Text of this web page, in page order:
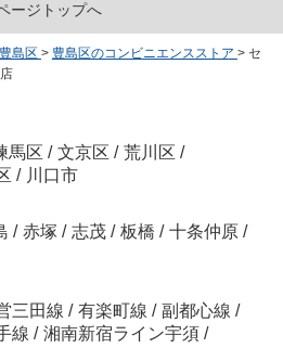
ージトップへ
豊島区 > 豊島区のコンビニエンスストア > セ
馬区 / 文京区 / 荒川区 /
/ 川口市
/ 赤塚 / 志茂 / 板橋 / 十条仲原 /
三田線 / 有楽町線 / 副都心線 /
線 / 湘南新宿ライン宇須 /